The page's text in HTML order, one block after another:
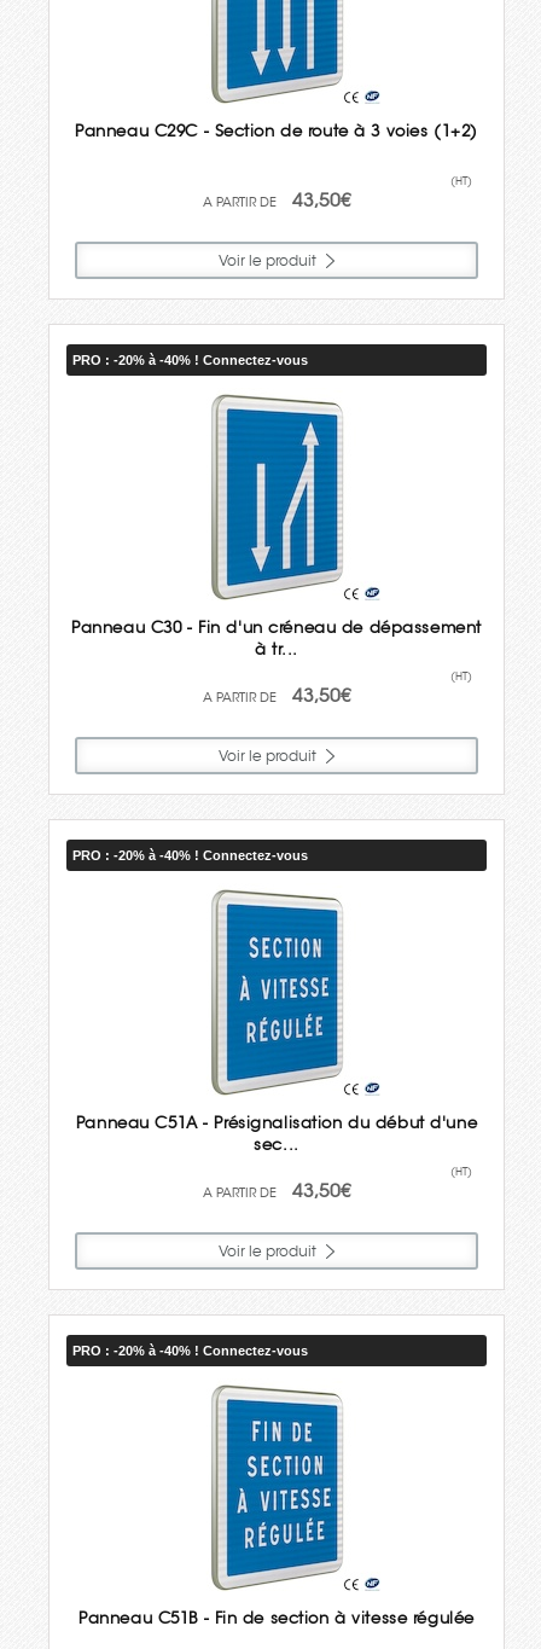
Panneau C29C - Section de route à 3 voies (1+2)
43,50€
(HT)
Voir le produit
PRO : -20% à -40% ! Connectez-vous
Panneau C30 - Fin d'un créneau de dépassement
à tr...
43,50€
(HT)
Voir le produit
PRO : -20% à -40% ! Connectez-vous
Panneau C51A - Présignalisation du début d'une
sec...
43,50€
(HT)
Voir le produit
PRO : -20% à -40% ! Connectez-vous
Panneau C51B - Fin de section à vitesse régulée